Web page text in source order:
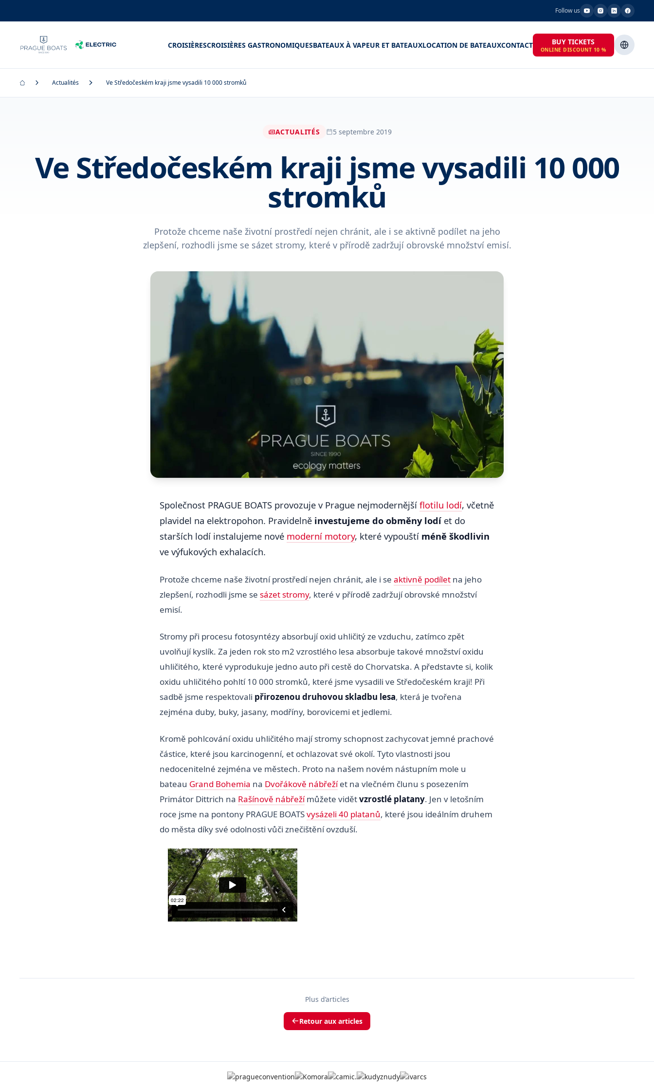
Follow us
CROISIÈRESCROISIÈRES GASTRONOMIQUESBATEAUX À VAPEUR ET BATEAUXLOCATION DE BATEAUXCONTACT BUY TICKETS
ONLINE DISCOUNT 10 %
Actualités Ve Středočeském kraji jsme vysadili 10 000 stromků
ACTUALITÉS 5 septembre 2019
Ve Středočeském kraji jsme vysadili 10 000
stromků
Protože chceme naše životní prostředí nejen chránit, ale i se aktivně podílet na jeho
zlepšení, rozhodli jsme se sázet stromy, které v přírodě zadržují obrovské množství emisí.
Společnost PRAGUE BOATS provozuje v Prague nejmodernější flotilu lodí, včetně
plavidel na elektropohon. Pravidelně investujeme do obměny lodíet do
starších lodí instalujeme nové moderní motory, které vypouští méně škodlivin
ve výfukových exhalacích.
Protože chceme naše životní prostředí nejen chránit, ale i se aktivně podílet na jeho
zlepšení, rozhodli jsme se sázet stromy, které v přírodě zadržují obrovské množství
emisí.
Stromy při procesu fotosyntézy absorbují oxid uhličitý ze vzduchu, zatímco zpět
uvolňují kyslík. Za jeden rok sto m2 vzrostlého lesa absorbuje takové množství oxidu
uhličitého, které vyprodukuje jedno auto při cestě do Chorvatska. A představte si, kolik
oxidu uhličitého pohltí 10 000 stromků, které jsme vysadili ve Středočeském kraji! Při
sadbě jsme respektovali přirozenou druhovou skladbu lesa, která je tvořena
zejména duby, buky, jasany, modříny, borovicemi et jedlemi.
Kromě pohlcování oxidu uhličitého mají stromy schopnost zachycovat jemné prachové
částice, které jsou karcinogenní, et ochlazovat své okolí. Tyto vlastnosti jsou
nedocenitelné zejména ve městech. Proto na našem novém nástupním mole u
bateau Grand Bohemia na Dvořákově nábřežíet na vlečném člunu s posezením
Primátor Dittrich na Rašínově nábřežímůžete vidětvzrostlé platany. Jen v letošním
roce jsme na pontony PRAGUE BOATSvysázeli 40 platanů, které jsou ideálním druhem
do města díky své odolnosti vůči znečištění ovzduší.
Plus d’articles
Retour aux articles